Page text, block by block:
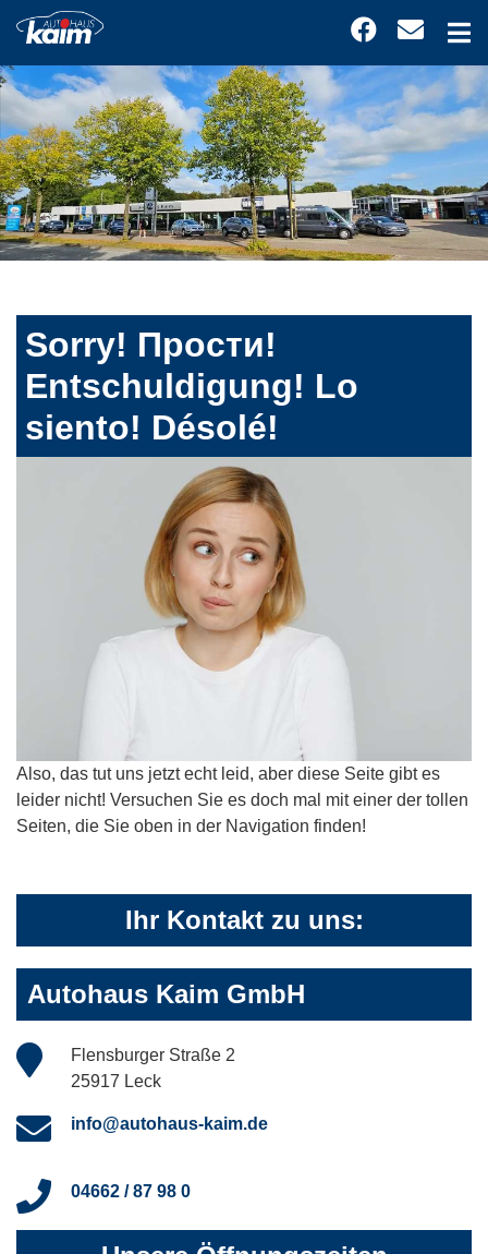
Sorry! Прости!
Entschuldigung! Lo
siento! Désolé!
Also, das tut uns jetzt echt leid, aber diese Seite gibt es
leider nicht! Versuchen Sie es doch mal mit einer der tollen
Seiten, die Sie oben in der Navigation finden!
Ihr Kontakt zu uns:
Autohaus Kaim GmbH
Flensburger Straße 2
25917 Leck
info@autohaus-kaim.de
04662 / 87 98 0